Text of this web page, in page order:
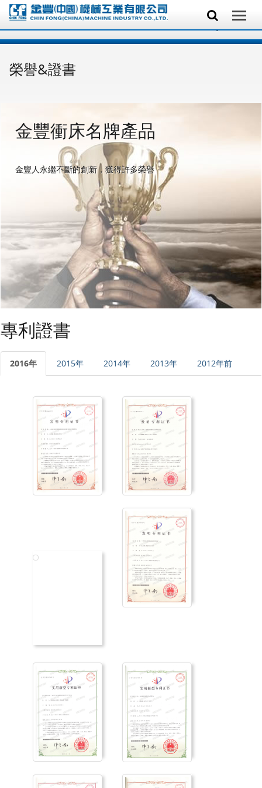
榮譽&證書
金豐衝床名牌產品
金豐人永繼不斷的創新，獲得許多榮譽
專利證書
2016年 2015年 2014年 2013年 2012年前